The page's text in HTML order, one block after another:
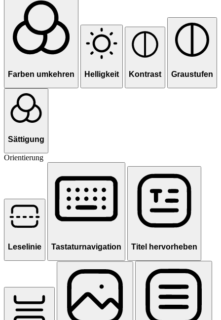
Farben umkehren Helligkeit Kontrast Graustufen
Sättigung
Orientierung
Leselinie Tastaturnavigation Titel hervorheben